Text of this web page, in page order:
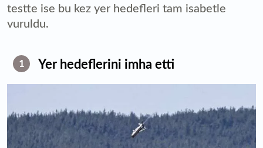
testte ise bu kez yer hedefleri tam isabetle
vuruldu.
1 Yer hedeflerini imha etti